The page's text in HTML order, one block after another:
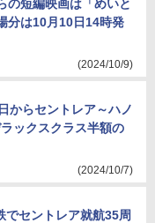
の短編映画は「めいと
分は10月10日14時発
(2024/10/9)
からセントレア～ハノ
ックスクラス半額の
(2024/10/7)
でセントレア就航35周